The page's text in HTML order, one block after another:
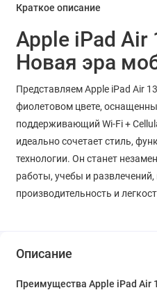
Краткое описание
Apple iPad Air
Новая эра
Представляем Apple iPad Air
фиолетовом цвете,
поддерживающий Wi-Fi +
идеально сочетает стиль,
технологии. Он станет
работы, учебы и
производительность и
Описание
Преимущества Apple iPad Air